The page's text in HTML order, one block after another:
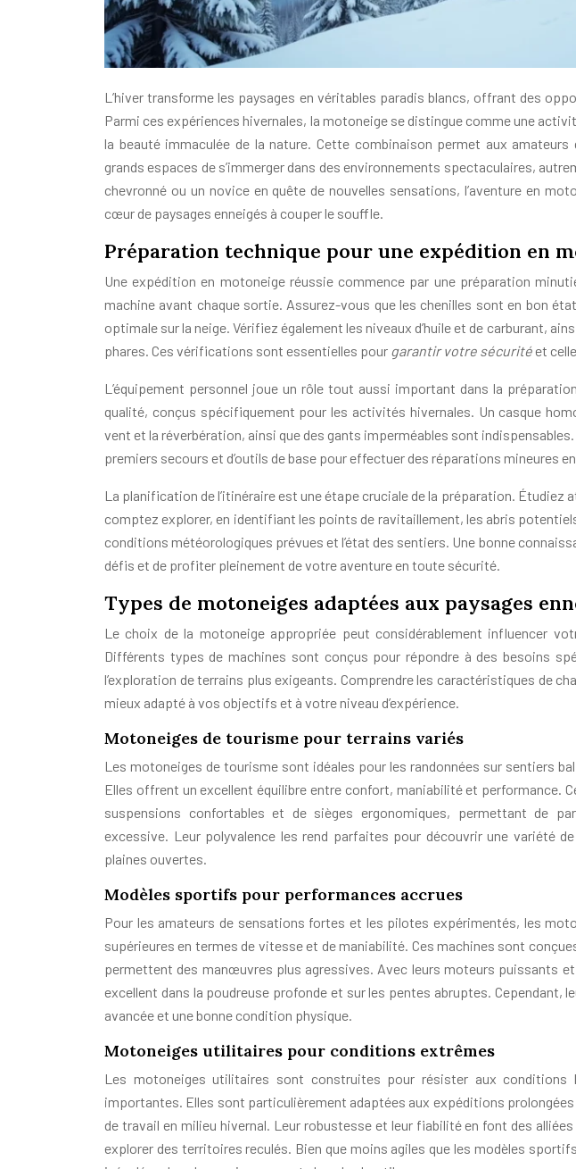
L’hiver transforme les paysages en véritables paradis blancs, offrant des
Parmi ces expériences hivernales, la motoneige se distingue comme une
la beauté immaculée de la nature. Cette combinaison permet aux
grands espaces de s’immerger dans des environnements spectaculaires,
chevronné ou un novice en quête de nouvelles sensations, l’aventure en
cœur de paysages enneigés à couper le souffle.
Préparation technique pour une expédition en
Une expédition en motoneige réussie commence par une préparation
machine avant chaque sortie. Assurez-vous que les chenilles sont en bon
optimale sur la neige. Vérifiez également les niveaux d’huile et de carburant,
phares. Ces vérifications sont essentielles pour garantir votre sécuritéet
L’équipement personnel joue un rôle tout aussi important dans la
qualité, conçus spécifiquement pour les activités hivernales. Un casque
vent et la réverbération, ainsi que des gants imperméables sont indispensables.
premiers secours et d’outils de base pour effectuer des réparations mineures
La planification de l’itinéraire est une étape cruciale de la préparation. Étudiez
comptez explorer, en identifiant les points de ravitaillement, les abris
conditions météorologiques prévues et l’état des sentiers. Une bonne
défis et de profiter pleinement de votre aventure en toute sécurité.
Types de motoneiges adaptées aux paysages
Le choix de la motoneige appropriée peut considérablement influencer
Différents types de machines sont conçus pour répondre à des besoins
l’exploration de terrains plus exigeants. Comprendre les caractéristiques de
mieux adapté à vos objectifs et à votre niveau d’expérience.
Motoneiges de tourisme pour terrains variés
Les motoneiges de tourisme sont idéales pour les randonnées sur sentiers
Elles offrent un excellent équilibre entre confort, maniabilité et performance.
suspensions confortables et de sièges ergonomiques, permettant de
excessive. Leur polyvalence les rend parfaites pour découvrir une variété
plaines ouvertes.
Modèles sportifs pour performances accrues
Pour les amateurs de sensations fortes et les pilotes expérimentés, les
supérieures en termes de vitesse et de maniabilité. Ces machines sont
permettent des manœuvres plus agressives. Avec leurs moteurs puissants
excellent dans la poudreuse profonde et sur les pentes abruptes. Cependant,
avancée et une bonne condition physique.
Motoneiges utilitaires pour conditions extrêmes
Les motoneiges utilitaires sont construites pour résister aux conditions
importantes. Elles sont particulièrement adaptées aux expéditions
de travail en milieu hivernal. Leur robustesse et leur fiabilité en font des
explorer des territoires reculés. Bien que moins agiles que les modèles